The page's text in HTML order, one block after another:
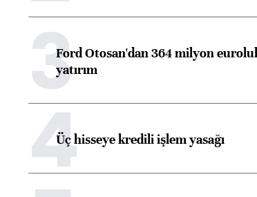
3Ford Otosan'dan 364 milyon
yatırım
4Üç hisseye kredili işlem yasağı